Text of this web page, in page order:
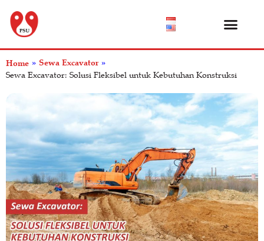
Home » Sewa Excavator »
Sewa Excavator: Solusi Fleksibel untuk Kebutuhan Konstruksi